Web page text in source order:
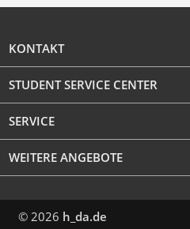
KONTAKT
STUDENT SERVICE CENTER
SERVICE
WEITERE ANGEBOTE
© 2026 h_da.de